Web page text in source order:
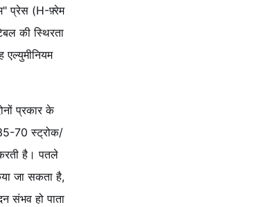
प्रेस (H-फ़्रेम
की स्थिरता
प्रकार के
70 स्ट्रोक/
है। पतले
जा सकता है,
संभव हो पाता